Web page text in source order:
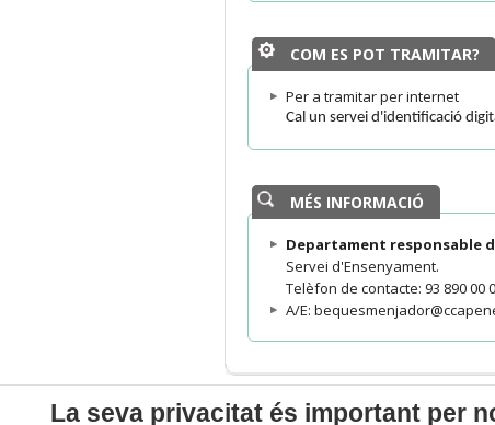
COM ES POT TRAMITAR?
Per a tramitar per internet
Cal un servei d'identificació
MÉS INFORMACIÓ
Departament responsable
Servei d'Ensenyament.
Telèfon de contacte: 93 890 00
A/E:
La seva privacitat és important per